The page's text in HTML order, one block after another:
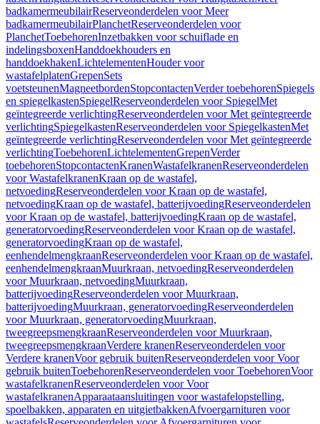
badkamermeubilairReserveonderdelen voor Meer
badkamermeubilairPlanchetReserveonderdelen voor
PlanchetToebehorenInzetbakken voor schuiflade en
indelingsboxenHanddoekhouders en
handdoekhakenLichtelementenHouder voor
wastafelplatenGrepenSets
voetsteunenMagneetbordenStopcontactenVerder toebehorenSpiegels
en spiegelkastenSpiegelReserveonderdelen voor SpiegelMet
geïntegreerde verlichtingReserveonderdelen voor Met geïntegreerde
verlichtingSpiegelkastenReserveonderdelen voor SpiegelkastenMet
geïntegreerde verlichtingReserveonderdelen voor Met geïntegreerde
verlichtingToebehorenLichtelementenGrepenVerder
toebehorenStopcontactenKranenWastafelkranenReserveonderdelen
voor WastafelkranenKraan op de wastafel,
netvoedingReserveonderdelen voor Kraan op de wastafel,
netvoedingKraan op de wastafel, batterijvoedingReserveonderdelen
voor Kraan op de wastafel, batterijvoedingKraan op de wastafel,
generatorvoedingReserveonderdelen voor Kraan op de wastafel,
generatorvoedingKraan op de wastafel,
eenhendelmengkraanReserveonderdelen voor Kraan op de wastafel,
eenhendelmengkraanMuurkraan, netvoedingReserveonderdelen
voor Muurkraan, netvoedingMuurkraan,
batterijvoedingReserveonderdelen voor Muurkraan,
batterijvoedingMuurkraan, generatorvoedingReserveonderdelen
voor Muurkraan, generatorvoedingMuurkraan,
tweegreepsmengkraanReserveonderdelen voor Muurkraan,
tweegreepsmengkraanVerdere kranenReserveonderdelen voor
Verdere kranenVoor gebruik buitenReserveonderdelen voor Voor
gebruik buitenToebehorenReserveonderdelen voor ToebehorenVoor
wastafelkranenReserveonderdelen voor Voor
wastafelkranenApparaataansluitingen voor wastafelopstelling,
spoelbakken, apparaten en uitgietbakkenAfvoergarnituren voor